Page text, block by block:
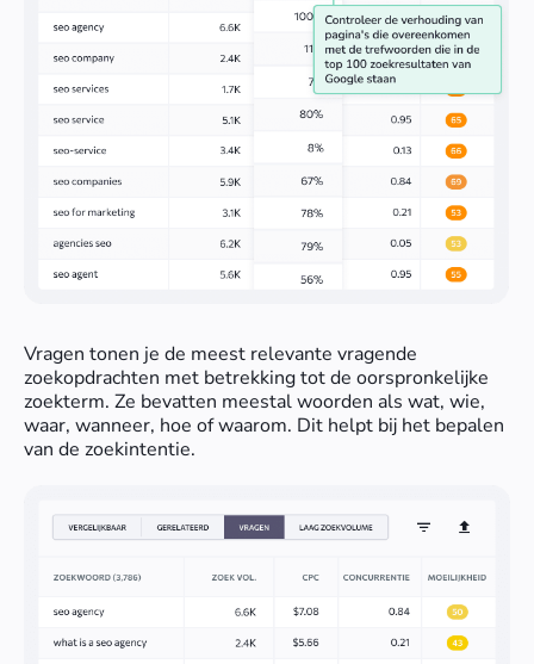
Vragen tonen je de meest relevante vragende
zoekopdrachten met betrekking tot de oorspronkelijke
zoekterm. Ze bevatten meestal woorden als wat, wie,
waar, wanneer, hoe of waarom. Dit helpt bij het bepalen
van de zoekintentie.